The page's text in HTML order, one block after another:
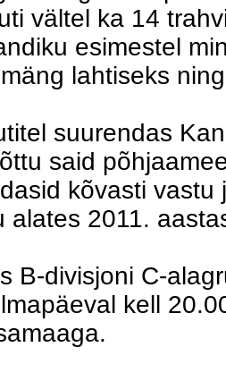
vältel ka 14
esimestel
lahtiseks
suurendas
said
kõvasti
alates 2011.
B-divisjoni C-
kell